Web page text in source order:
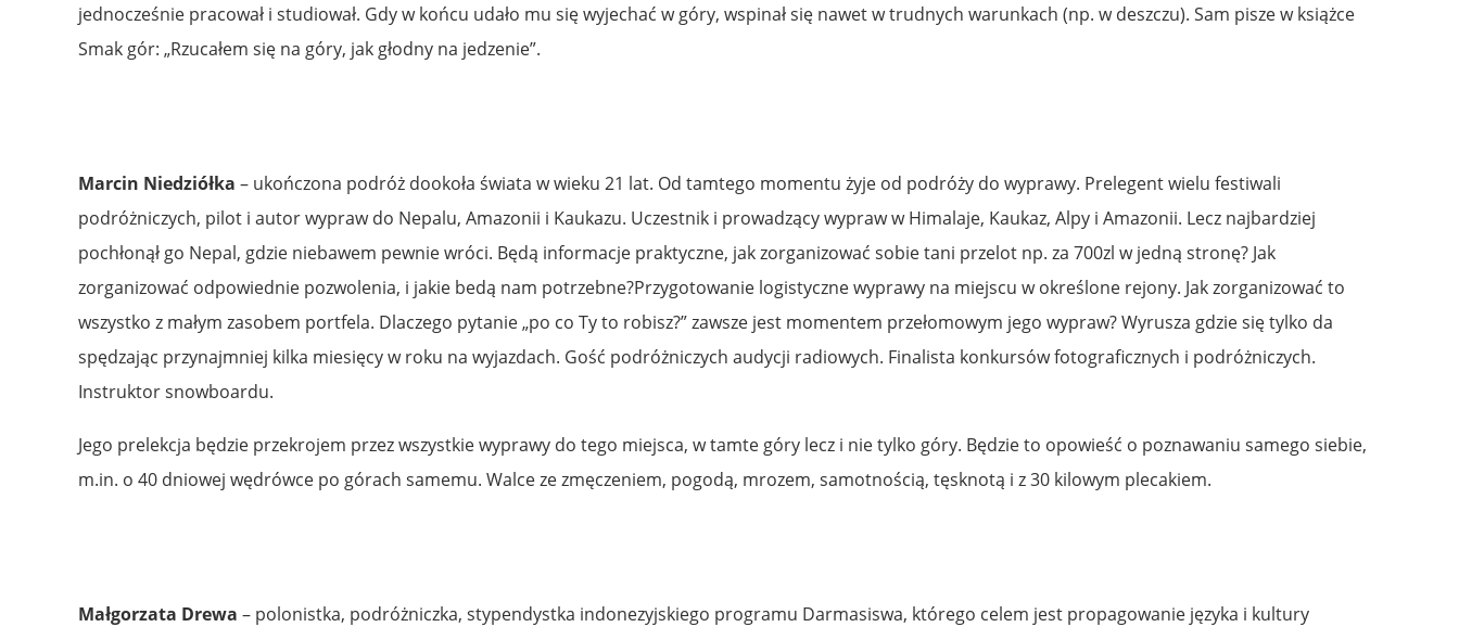
jednocześnie pracował i studiował. Gdy w końcu udało mu się wyjechać w góry, wspinał się nawet w trudnych warunkach (np. w deszczu). Sam pisze w książce
Smak gór: „Rzucałem się na góry, jak głodny na jedzenie”.
Marcin Niedziółka – ukończona podróż dookoła świata w wieku 21 lat. Od tamtego momentu żyje od podróży do wyprawy. Prelegent wielu festiwali
podróżniczych, pilot i autor wypraw do Nepalu, Amazonii i Kaukazu. Uczestnik i prowadzący wypraw w Himalaje, Kaukaz, Alpy i Amazonii. Lecz najbardziej
pochłonął go Nepal, gdzie niebawem pewnie wróci. Będą informacje praktyczne, jak zorganizować sobie tani przelot np. za 700zl w jedną stronę? Jak
zorganizować odpowiednie pozwolenia, i jakie bedą nam potrzebne?Przygotowanie logistyczne wyprawy na miejscu w określone rejony. Jak zorganizować to
wszystko z małym zasobem portfela. Dlaczego pytanie „po co Ty to robisz?” zawsze jest momentem przełomowym jego wypraw? Wyrusza gdzie się tylko da
spędzając przynajmniej kilka miesięcy w roku na wyjazdach. Gość podróżniczych audycji radiowych. Finalista konkursów fotograficznych i podróżniczych.
Instruktor snowboardu.
Jego prelekcja będzie przekrojem przez wszystkie wyprawy do tego miejsca, w tamte góry lecz i nie tylko góry. Będzie to opowieść o poznawaniu samego siebie,
m.in. o 40 dniowej wędrówce po górach samemu. Walce ze zmęczeniem, pogodą, mrozem, samotnością, tęsknotą i z 30 kilowym plecakiem.
Małgorzata Drewa – polonistka, podróżniczka, stypendystka indonezyjskiego programu Darmasiswa, którego celem jest propagowanie języka i kultury